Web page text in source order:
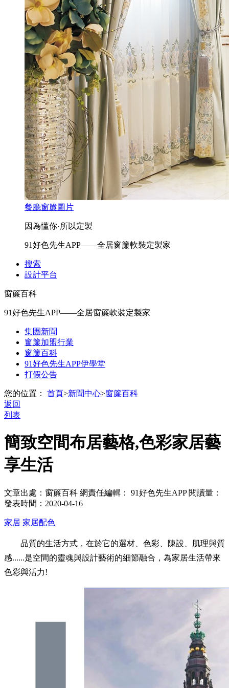
餐廳窗簾圖片
因為懂你·所以定製
91好色先生APP——全居窗簾軟裝定製家
搜索
設計平台
窗簾百科
91好色先生APP——全居窗簾軟裝定製家
集團新聞
窗簾加盟行業
窗簾百科
91好色先生APP伊學堂
打假公告
您的位置： 首頁>新聞中心>窗簾百科
返回
列表
簡致空間布居藝格,色彩家居藝
享生活
文章出處：窗簾百科 網責任編輯： 91好色先生APP 閱讀量：
發表時間：2020-04-16
家居 家居配色
品質的生活方式，在於它的選材、色彩、陳設、肌理與質
感......是空間的靈魂與設計藝術的細節融合，為家居生活帶來
色彩與活力!